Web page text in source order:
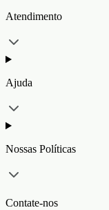
Atendimento
Ajuda
Nossas Políticas
Contate-nos